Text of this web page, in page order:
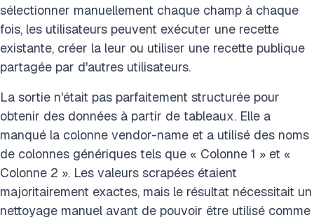
sélectionner manuellement chaque champ à chaque
fois, les utilisateurs peuvent exécuter une recette
existante, créer la leur ou utiliser une recette publique
partagée par d'autres utilisateurs.
La sortie n'était pas parfaitement structurée pour
obtenir des données à partir de tableaux. Elle a
manqué la colonne vendor-name et a utilisé des noms
de colonnes génériques tels que « Colonne 1 » et «
Colonne 2 ». Les valeurs scrapées étaient
majoritairement exactes, mais le résultat nécessitait un
nettoyage manuel avant de pouvoir être utilisé comme